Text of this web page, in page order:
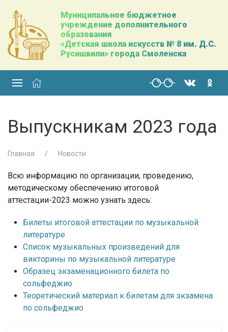
Муниципальное бюджетное
учреждение дополнительного
образования
«Детская школа искусств № 8 им. Д.С.
Русишвили» города Смоленска
Выпускникам 2023 года
Главная Новости
Всю информацию по организации, проведению,
методическому обеспечению итоговой
аттестации-2023 можно узнать здесь:
Билеты итоговой аттестации по музыкальной
литературе
Список музыкальных произведений для
викторины по музыкальной литературе
Образец экзаменационного билета по
сольфеджио
Теоретический материал к билетам для экзамена
по сольфеджио